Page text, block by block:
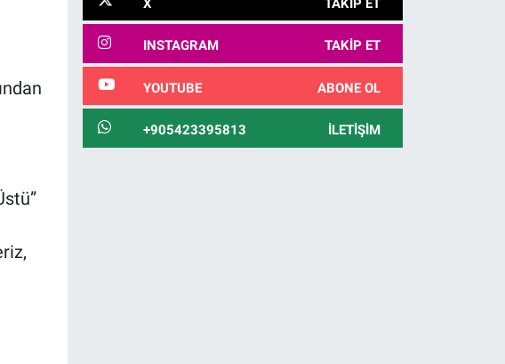
X TAKIP ET
INSTAGRAM TAKIP ET
YOUTUBE ABONE OL
+905423395813 İLETIŞIM